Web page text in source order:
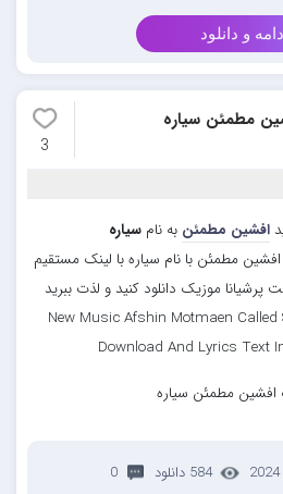
ادامه و دانلود
مطمئن سیاره
3
افشین مطمئن به نامسیاره
مطمئن با نام سیاره با لینک مستقیم
پرشیانا موزیک دانلود کنید و لذت ببرید
New Music Afshin Motmaen
Download And Lyrics Text
584 دانلود 0